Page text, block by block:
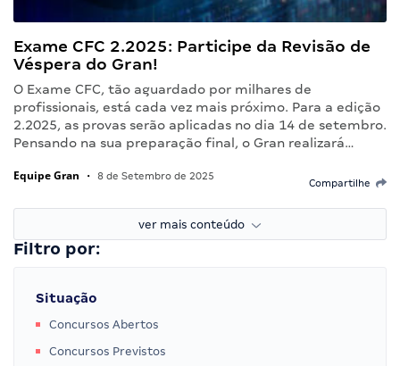
Exame CFC 2.2025: Participe da Revisão de
Véspera do Gran!
O Exame CFC, tão aguardado por milhares de
profissionais, está cada vez mais próximo. Para a edição
2.2025, as provas serão aplicadas no dia 14 de setembro.
Pensando na sua preparação final, o Gran realizará…
Equipe Gran • 8 de Setembro de 2025
Compartilhe
ver mais conteúdo
Filtro por:
Situação
Concursos Abertos
Concursos Previstos